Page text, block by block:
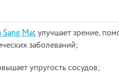
Sang Matулучшает зрение,
заболеваний;
упругость сосудов;